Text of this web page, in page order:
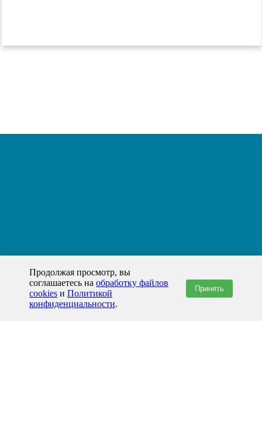
Продолжая просмотр, вы
соглашаетесь на обработку файлов
cookies и Политикой
конфиденциальности.
Принять